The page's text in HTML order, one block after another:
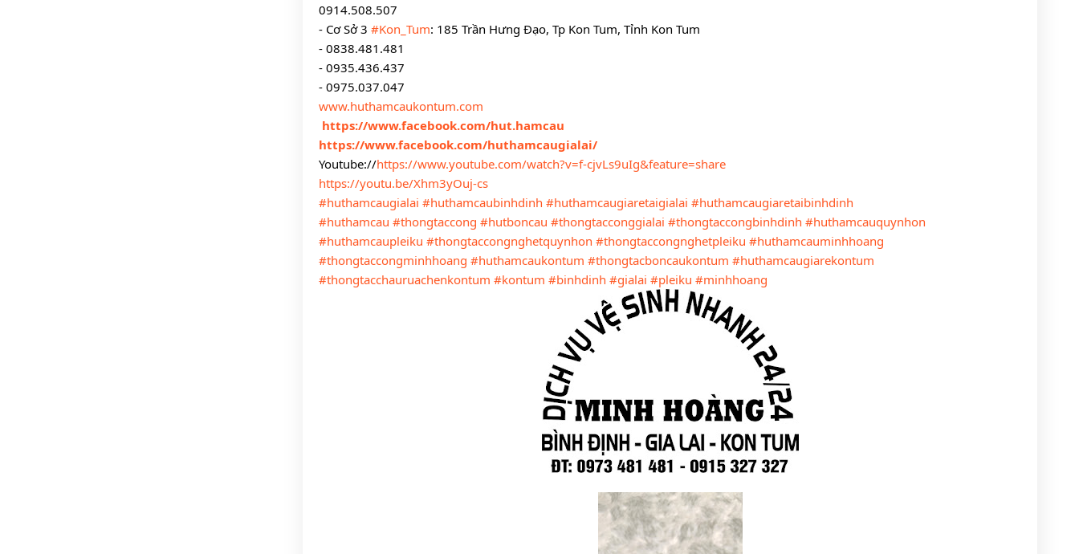
0914.508.507
- Cơ Sở 3 #Kon_Tum: 185 Trần Hưng Đạo, Tp Kon Tum, Tỉnh Kon Tum
- 0838.481.481
- 0935.436.437
- 0975.037.047
www.huthamcaukontum.com
https://www.facebook.com/hut.hamcau
https://www.facebook.com/huthamcaugialai/
Youtube://https://www.youtube.com/watch?v=f-cjvLs9uIg&feature=share
https://youtu.be/Xhm3yOuj-cs
#huthamcaugialai #huthamcaubinhdinh #huthamcaugiaretaigialai #huthamcaugiaretaibinhdinh
#huthamcau #thongtaccong #hutboncau #thongtacconggialai #thongtaccongbinhdinh #huthamcauquynhon
#huthamcaupleiku #thongtaccongnghetquynhon #thongtaccongnghetpleiku #huthamcauminhhoang
#thongtaccongminhhoang #huthamcaukontum #thongtacboncaukontum #huthamcaugiarekontum
#thongtacchauruachenkontum #kontum #binhdinh #gialai #pleiku #minhhoang